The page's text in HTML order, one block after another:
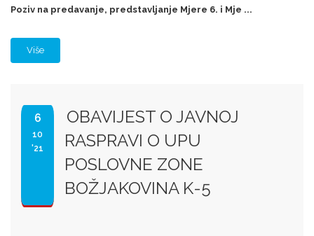
Poziv na predavanje, predstavljanje Mjere 6. i Mje ...
Više
6
10
'21
OBAVIJEST O JAVNOJ
RASPRAVI O UPU
POSLOVNE ZONE
BOŽJAKOVINA K-5